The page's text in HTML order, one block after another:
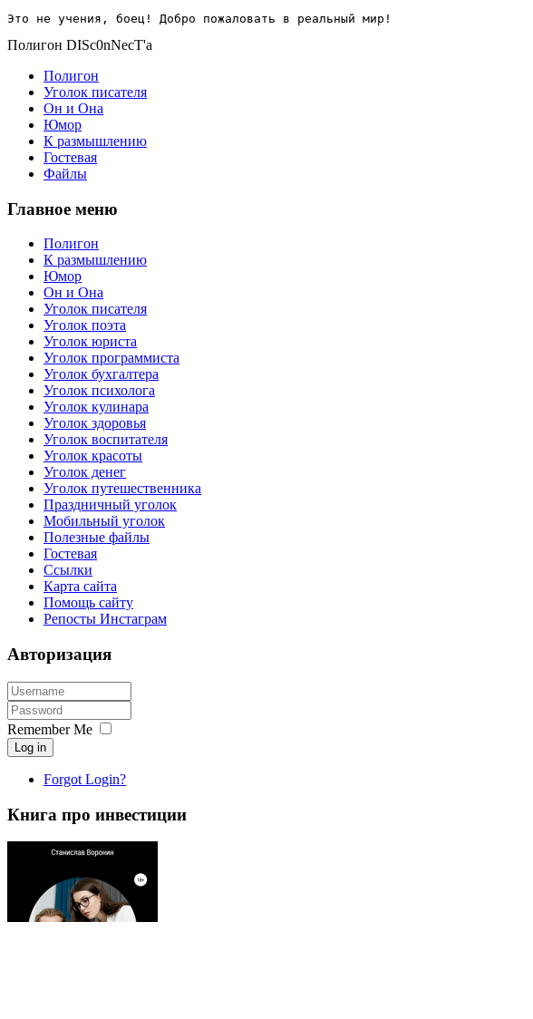
Это не учения, боец! Добро пожаловать в реальный мир!
Полигон DISc0nNecT'a
Полигон
Уголок писателя
Он и Она
Юмор
К размышлению
Гостевая
Файлы
Главное меню
Полигон
К размышлению
Юмор
Он и Она
Уголок писателя
Уголок поэта
Уголок юриста
Уголок программиста
Уголок бухгалтера
Уголок психолога
Уголок кулинара
Уголок здоровья
Уголок воспитателя
Уголок красоты
Уголок денег
Уголок путешественника
Праздничный уголок
Мобильный уголок
Полезные файлы
Гостевая
Ссылки
Карта сайта
Помощь сайту
Репосты Инстаграм
Авторизация
Remember Me
Log in
Forgot Login?
Книга про инвестиции